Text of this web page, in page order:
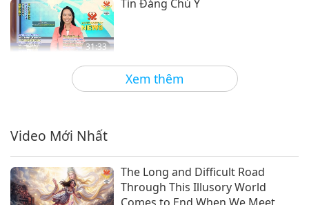
Xem thêm
31:33
Tin Đáng Chú Ý
2022-07-29 2880
34:34
Tình thương luôn luôn chiến
Video Mới Nhất
The Long and Difficult Road
Through This Illusory World